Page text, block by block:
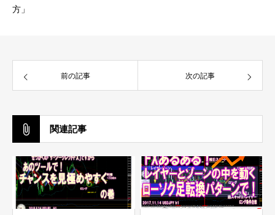
方」
前の記事 次の記事
関連記事